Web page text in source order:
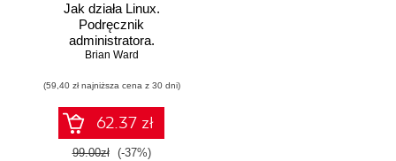
Jak działa Linux.
Podręcznik
administratora.
Wydanie III
Brian Ward
(59,40 zł najniższa cena z 30 dni)
62.37 zł
99.00zł (-37%)